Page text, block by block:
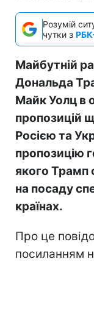
Розумій
чутки з
Майбутній
Дональда
Майк Уолц в
пропозицій
Росією та
пропозицію
якого Трамп
на посаду
країнах.
Про це
посиланням